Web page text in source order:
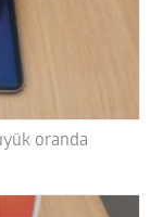
oranda